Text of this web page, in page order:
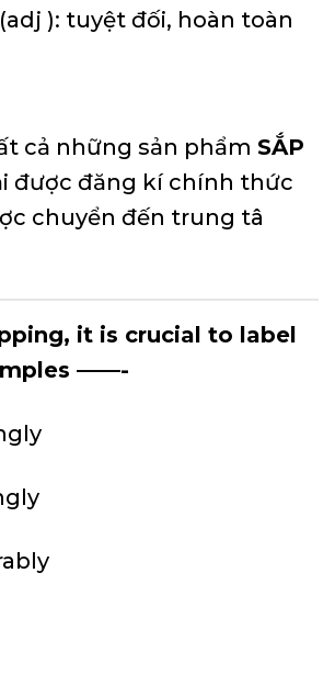
): tuyệt đối, hoàn toàn
cả những sản phẩm SẮP
được đăng kí chính thức
chuyển đến trung tâ
it is crucial to label
——-